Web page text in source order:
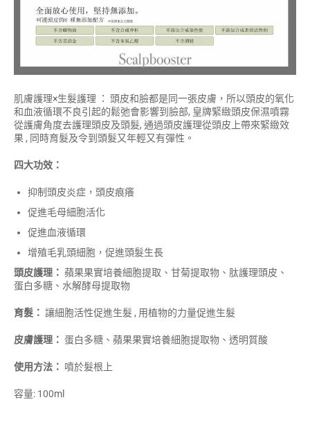
肌膚護理×生髮護理 ： 頭皮和臉都是同一張皮膚，所以頭皮的氧化
和血液循環不良引起的鬆弛會影響到臉部, 皇牌緊緻頭皮保濕噴霧
從護膚角度去護理頭皮及頭髮, 通過頭皮護理從頭皮上帶來緊緻效
果 , 同時育髮及令到頭髮又年輕又有彈性。
四大功效：
抑制頭皮炎症，頭皮痕癢
促進毛母細胞活化
促進血液循環
增殖毛乳頭細胞，促進頭髮生長
頭皮護理： 蘋果果實培養細胞提取、甘菊提取物、肽護理頭皮、
蛋白多糖、水解酵母提取物
育髮： 讓細胞活性促進生髮, 用植物的力量促進生髮
皮膚護理： 蛋白多糖、蘋果果實培養細胞提取物、透明質酸
使用方法： 噴於髮根上
容量: 100ml